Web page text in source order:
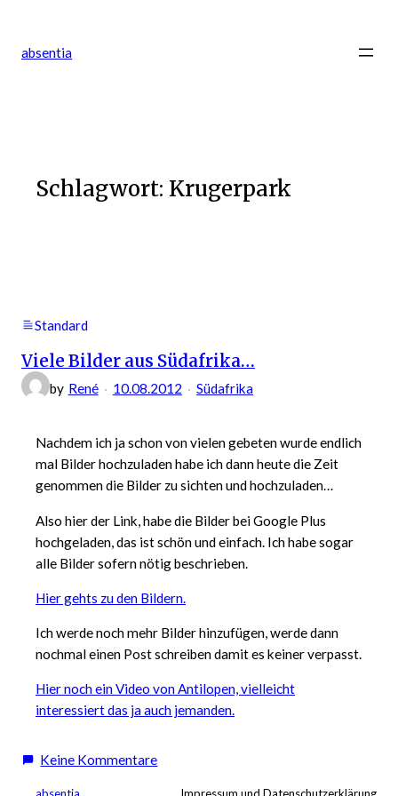
springen
absentia
Schlagwort: Krugerpark
Standard
Viele Bilder aus Südafrika…
by René 10.08.2012 Südafrika
Nachdem ich ja schon von vielen gebeten wurde endlich
mal Bilder hochzuladen habe ich dann heute die Zeit
genommen die Bilder zu sichten und hochzuladen…
Also hier der Link, habe die Bilder bei Google Plus
hochgeladen, das ist schön und einfach. Ich habe sogar
alle Bilder sofern nötig beschrieben.
Hier gehts zu den Bildern.
Ich werde noch mehr Bilder hinzufügen, werde dann
nochmal einen Post schreiben damit es keiner verpasst.
Hier noch ein Video von Antilopen, vielleicht
interessiert das ja auch jemanden.
Keine Kommentarezu